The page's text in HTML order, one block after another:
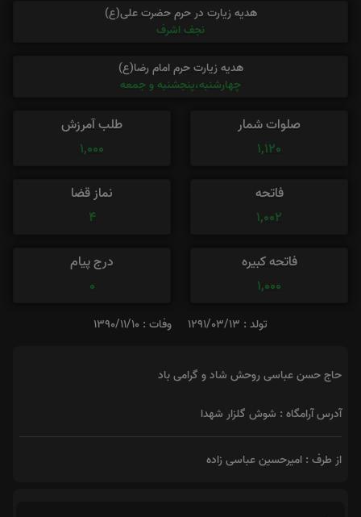
هدیه زیارت در حرم حضرت علی(ع)
نجف اشرف
هدیه زیارت حرم امام رضا(ع)
چهارشنبه،پنجشنبه و جمعه
صلوات شمار
1,120
طلب آمرزش
1,000
فاتحه
1,002
نماز قضا
4
فاتحه کبیره
1,000
درج پیام
0
تولد : 1291/03/13 وفات : 1390/11/10
حاج حسن عباسی روحش شاد و گرامی باد
آدرس آرامگاه : شوش گلزار شهدا
از طرف : امیرحسین عباسی زاده